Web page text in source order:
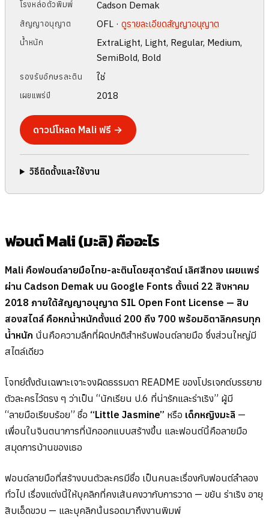
โรงหล่อตัวพิมพ์ Cadson Demak
สัญญาอนุญาต OFL ·ดูรายละเอียดสัญญาอนุญาต
น้ำหนัก
ExtraLight, Light, Regular, Medium,
SemiBold, Bold
รองรับอักษรละติน ใช่
เผยแพร่ปี 2018
ดาวน์โหลด Mali ฟรี →
วิธีติดตั้งและใช้งาน
ฟอนต์ Mali (มะลิ) คืออะไร
Mali คือฟอนต์ลายมือไทย-ละตินโดยสุดารัตน์ เลิศสีทอง เผยแพร่
ผ่าน Cadson Demak บน Google Fonts ตั้งแต่ 22 สิงหาคม
2018 ภายใต้สัญญาอนุญาต SIL Open Font License — สิบ
สองสไตล์ คือหกน้ำหนักตั้งแต่ 200 ถึง 700 พร้อมอิตาลิกครบทุก
น้ำหนัก นั่นคือความลึกที่ผิดปกติสำหรับฟอนต์ลายมือ ซึ่งส่วนใหญ่มี
สไตล์เดียว
โจทย์ตั้งต้นเฉพาะเจาะจงผิดธรรมดา README ของโปรเจกต์บรรยาย
ตัวละครไว้ตรง ๆ ว่าเป็น “นักเรียน ป.6 ที่น่ารักและร่าเริง” ผู้มี
“ลายมือเรียบร้อย” ชื่อ “Little Jasmine” หรือ เด็กหญิงมะลิ —
เพื่อนในจินตนาการที่นักออกแบบสร้างขึ้น และฟอนต์นี้คือลายมือ
สมุดการบ้านของเธอ
ฟอนต์ลายมือที่สร้างบนตัวละครมีชื่อ เป็นคนละเรื่องกับฟอนต์ลำลอง
ทั่วไป เรื่องแต่งนี้ให้บุคลิกที่คงเส้นคงวากับการวาด — ขยัน ร่าเริง อายุ
สิบเอ็ดขวบ — และบุคลิกนั้นรอดมาถึงงานพิมพ์